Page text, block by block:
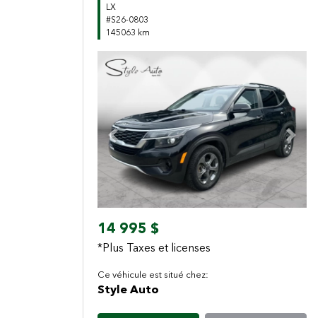
LX
#S26-0803
145063 km
Previous Next
14 995 $
*Plus Taxes et licenses
Ce véhicule est situé chez:
Style Auto